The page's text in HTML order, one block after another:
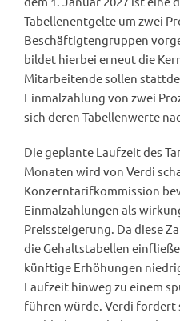
Tabellenentgelte um zwei
Beschäftigtengruppen
bildet hierbei erneut die
Mitarbeitende sollen
Einmalzahlung von zwei
sich deren Tabellenwerte
Die geplante Laufzeit des
Monaten wird von Verdi
Konzerntarifkommission
Einmalzahlungen als
Preissteigerung. Da diese
die Gehaltstabellen
künftige Erhöhungen
Laufzeit hinweg zu einem
führen würde. Verdi fordert